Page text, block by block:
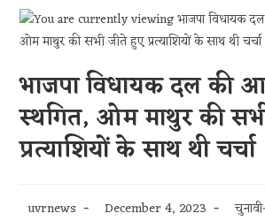
भाजपा विधायक दल की
स्थगित, ओम माथुर की
प्रत्याशियों के साथ थी चर्चा
Post
uvrnews
Post
December 4, 2023
Post